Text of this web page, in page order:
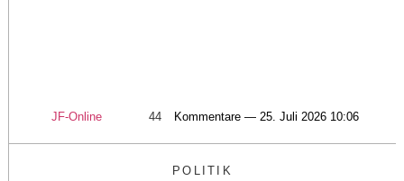
JF-Online 44 Kommentare — 25. Juli 2026 10:06
POLITIK